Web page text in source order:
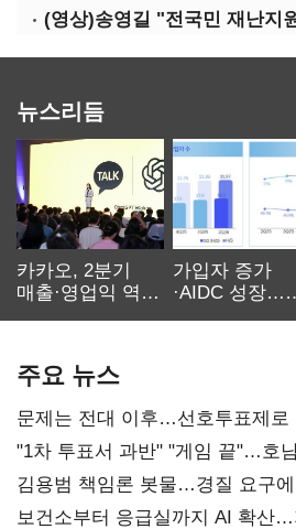
뉴스리듬
카카오, 2분기
매출·영업익 역대
가입자 증가
·AIDC 성장…
주요 뉴스
문제는 전대 이후…선호투표제로
불복'
"1차 투표서 과반" "게임 끝"…호
김용범 책임론 봇물…경질 요구
보건소부터 응급실까지 AI 확산